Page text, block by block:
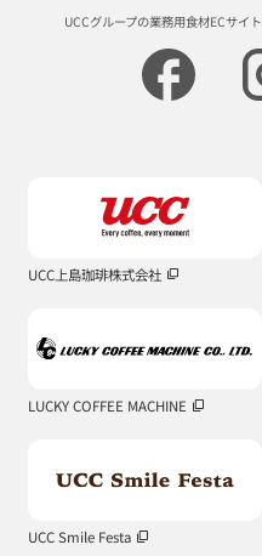
UCCグループの業務用食材ECサイト
UCC上島珈琲株式会社
LUCKY COFFEE MACHINE
UCC Smile Festa